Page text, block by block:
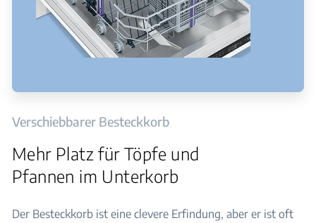
Verschiebbarer Besteckkorb
Mehr Platz für Töpfe und
Pfannen im Unterkorb
Der Besteckkorb ist eine clevere Erfindung, aber er ist oft